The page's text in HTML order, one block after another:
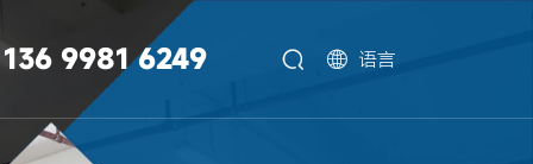
136 9981 6249   语言